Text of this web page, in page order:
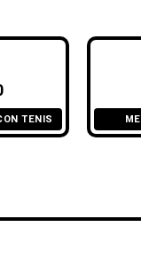
TENIS